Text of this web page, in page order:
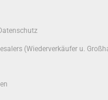
(Wiederverkäufer u.